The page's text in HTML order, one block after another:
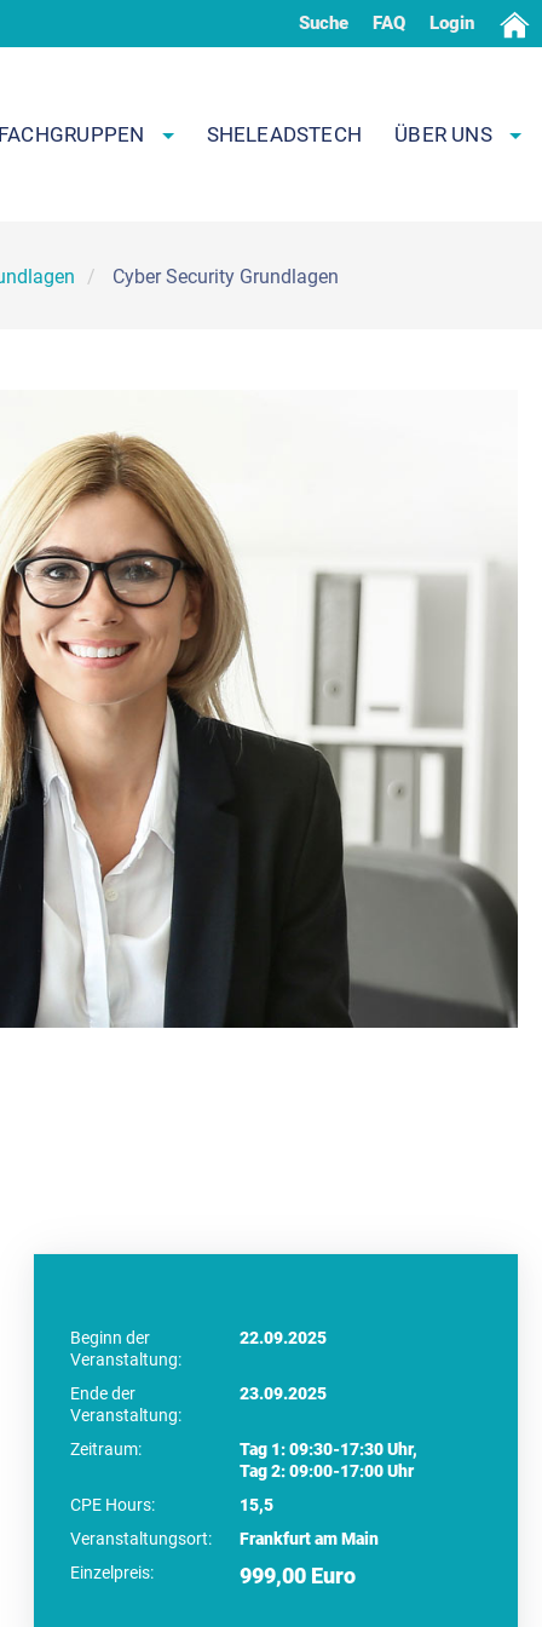
Suche FAQ Login
SHELEADSTECH ÜBER UNS
Cyber Security Grundlagen
Beginn der
Veranstaltung:
22.09.2025
Ende der
Veranstaltung:
23.09.2025
Zeitraum:
Tag 1: 09:30-17:30 Uhr,
Tag 2: 09:00-17:00 Uhr
CPE Hours:
15,5
Veranstaltungsort:
Frankfurt am Main
Einzelpreis:
999,00 Euro